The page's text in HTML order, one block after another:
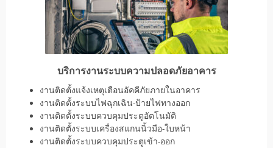
บริการงานระบบความปลอดภัยอาคาร
งานติดตั้งแจ้งเหตุเตือนอัคคีภัยภายในอาคาร
งานติดตั้งระบบไฟฉุกเฉิน-ป้ายไฟทางออก
งานติดตั้งระบบควบคุมประตูอัตโนมัติ
งานติดตั้งระบบเครื่องสแกนนิ้วมือ-ใบหน้า
งานติดตั้งระบบควบคุมประตูเข้า-ออก